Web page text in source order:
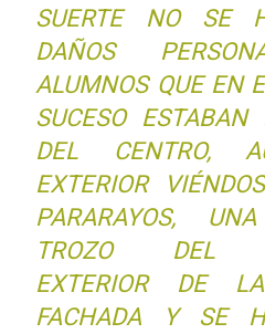
SUERTE NO SE
DAÑOS
ALUMNOS QUE EN
SUCESO
DEL CENTRO,
EXTERIOR
PARARAYOS,
TROZO DEL
EXTERIOR DE
FACHADA Y SE